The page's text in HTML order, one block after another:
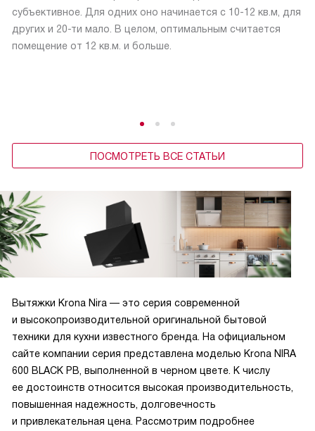
субъективное. Для одних оно начинается с 10-12 кв.м, для
других и 20-ти мало. В целом, оптимальным считается
помещение от 12 кв.м. и больше.
ПОСМОТРЕТЬ ВСЕ СТАТЬИ
Вытяжки Krona Nira — это серия современной
и высокопроизводительной оригинальной бытовой
техники для кухни известного бренда. На официальном
сайте компании серия представлена моделью Krona NIRA
600 BLACK PB, выполненной в черном цвете. К числу
ее достоинств относится высокая производительность,
повышенная надежность, долговечность
и привлекательная цена. Рассмотрим подробнее